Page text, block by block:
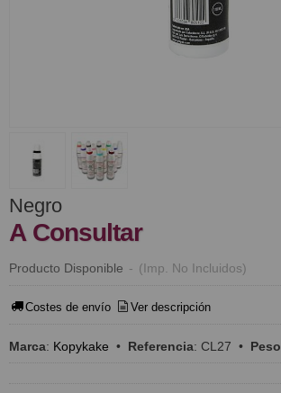
Negro
A Consultar
Producto Disponible - (Imp. No Incluidos)
Costes de envío Ver descripción
Marca: Kopykake • Referencia: CL27 • Peso